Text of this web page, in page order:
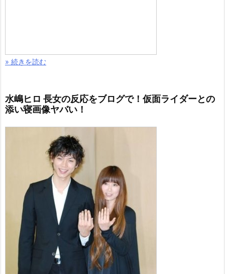
» 続きを読む
水嶋ヒロ 長女の反応をブログで！仮面ライダーとの
添い寝画像ヤバい！